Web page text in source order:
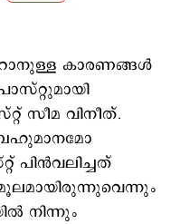
കാരണങ്ങള്‍
സീമ വിനീത്.
പിന്‍വലിച്ചത്
മൂലമായിരുന്നുവെന്നും
നിന്നും